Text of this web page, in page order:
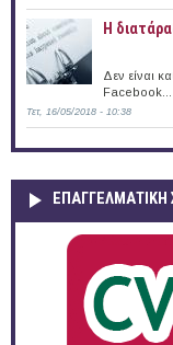
Η
Δεν είναι
Facebook...
Τετ, 16/05/2018 - 10:38
ΕΠΑΓΓΕΛΜΑΤΙΚΉ